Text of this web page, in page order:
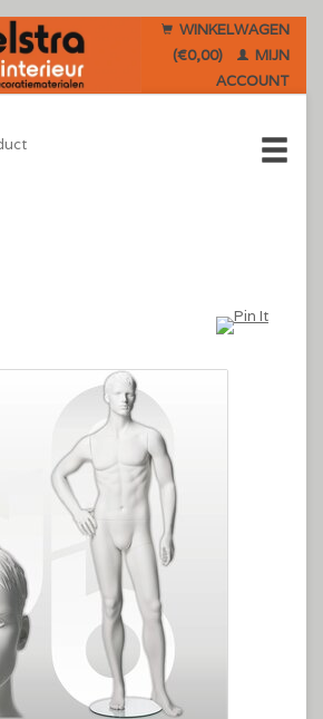
WINKELWAGEN
(€0,00)
MIJN
ACCOUNT